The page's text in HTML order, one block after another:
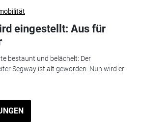
eingestellt: Aus für
bestaunt und belächelt: Der
Segway ist alt geworden. Nun wird er